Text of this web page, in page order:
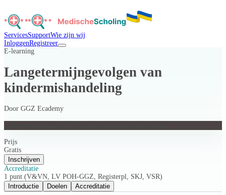
ServicesSupportWie zijn wij
InloggenRegistreer
E-learning
Langetermijngevolgen van
kindermishandeling
Door GGZ Ecademy
Prijs
Gratis
Inschrijven
Accreditatie
1 punt (V&VN, LV POH-GGZ, Registerpl, SKJ, VSR)
Introductie
Doelen Accreditatie